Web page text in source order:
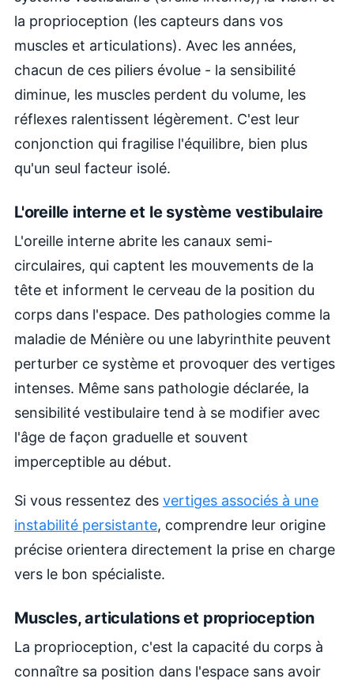
la proprioception (les capteurs dans vos
muscles et articulations). Avec les années,
chacun de ces piliers évolue - la sensibilité
diminue, les muscles perdent du volume, les
réflexes ralentissent légèrement. C'est leur
conjonction qui fragilise l'équilibre, bien plus
qu'un seul facteur isolé.
L'oreille interne et le système vestibulaire
L'oreille interne abrite les canaux semi-
circulaires, qui captent les mouvements de la
tête et informent le cerveau de la position du
corps dans l'espace. Des pathologies comme la
maladie de Ménière ou une labyrinthite peuvent
perturber ce système et provoquer des vertiges
intenses. Même sans pathologie déclarée, la
sensibilité vestibulaire tend à se modifier avec
l'âge de façon graduelle et souvent
imperceptible au début.
Si vous ressentez des vertiges associés à une
instabilité persistante, comprendre leur origine
précise orientera directement la prise en charge
vers le bon spécialiste.
Muscles, articulations et proprioception
La proprioception, c'est la capacité du corps à
connaître sa position dans l'espace sans avoir